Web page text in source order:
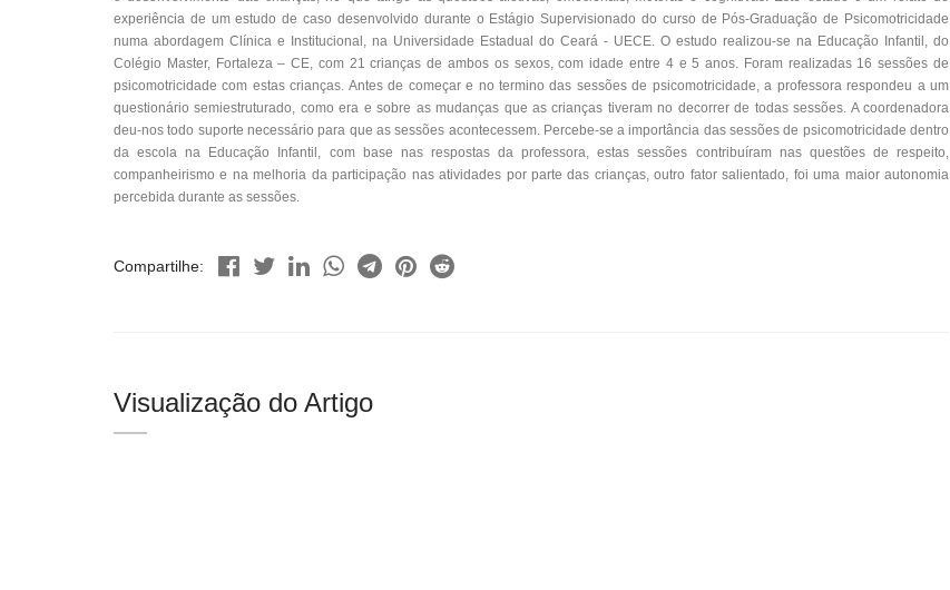
experiência de um estudo de caso desenvolvido durante o Estágio Supervisionado do curso de Pós-Graduação de Psicomotricidade
numa abordagem Clínica e Institucional, na Universidade Estadual do Ceará - UECE. O estudo realizou-se na Educação Infantil, do
Colégio Master, Fortaleza – CE, com 21 crianças de ambos os sexos, com idade entre 4 e 5 anos. Foram realizadas 16 sessões de
psicomotricidade com estas crianças. Antes de começar e no termino das sessões de psicomotricidade, a professora respondeu a um
questionário semiestruturado, como era e sobre as mudanças que as crianças tiveram no decorrer de todas sessões. A coordenadora
deu-nos todo suporte necessário para que as sessões acontecessem. Percebe-se a importância das sessões de psicomotricidade dentro
da escola na Educação Infantil, com base nas respostas da professora, estas sessões contribuíram nas questões de respeito,
companheirismo e na melhoria da participação nas atividades por parte das crianças, outro fator salientado, foi uma maior autonomia
percebida durante as sessões.
Compartilhe:
Visualização do Artigo